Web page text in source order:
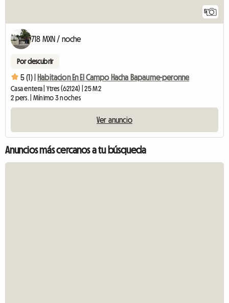
5
718 MXN / noche
Por descubrir
5 (1) | Habitacion En El Campo Hacha Bapaume-peronne
Casa entera | Ytres (62124) | 25 M2
2 pers. | Mínimo 3 noches
Ver anuncio
Anuncios más cercanos a tu búsqueda